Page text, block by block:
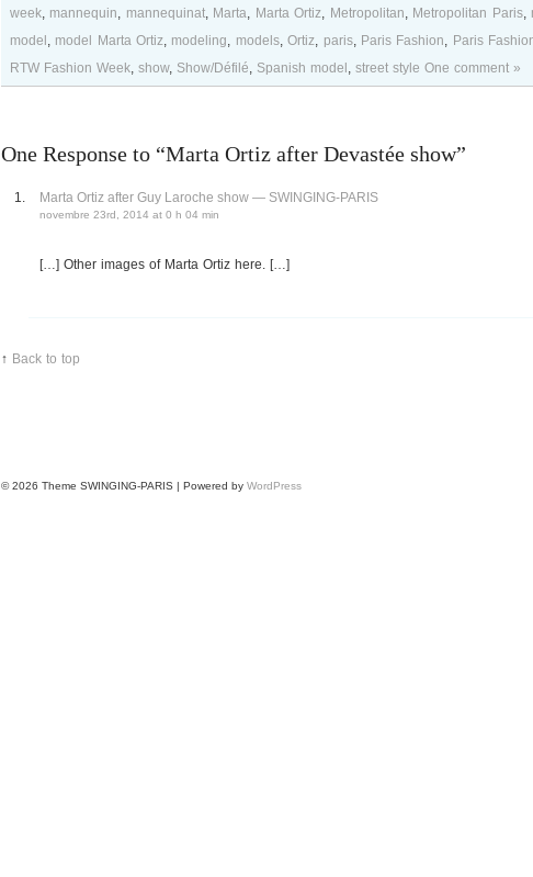
week, mannequin, mannequinat, Marta, Marta Ortiz, Metropolitan, Metropolitan Paris,
model , model Marta Ortiz, modeling, models,Ortiz, paris, Paris Fashion, Paris
RTW Fashion Week, show, Show/Défilé, Spanish model , street style One comment »
One Response to “Marta Ortiz after Devastée show”
Marta Ortiz after Guy Laroche show — SWINGING-PARIS
novembre 23rd, 2014 at 0 h 04 min
[…] Other images of Marta Ortiz here. […]
↑ Back to top
© 2026 Theme SWINGING-PARIS | Powered by WordPress